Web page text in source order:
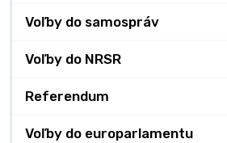
Voľby do samospráv
Voľby do NRSR
Referendum
Voľby do europarlamentu